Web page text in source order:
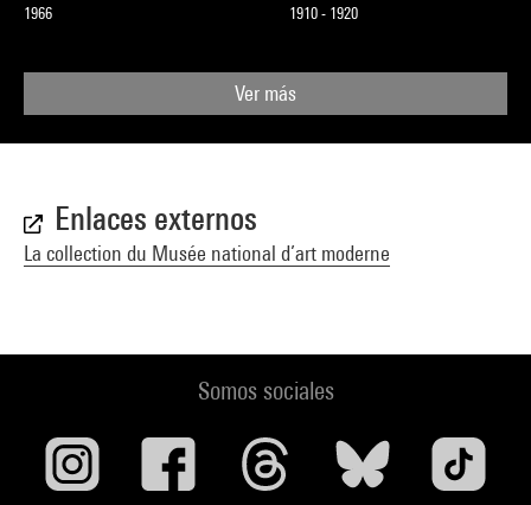
1966
1910 - 1920
Ver más
Enlaces externos
La collection du Musée national d’art moderne
Somos sociales